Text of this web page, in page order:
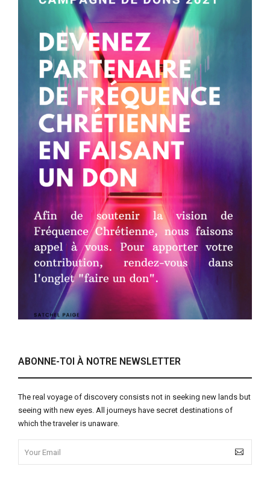
ABONNE-TOI À NOTRE NEWSLETTER
The real voyage of discovery consists not in seeking new lands but
seeing with new eyes. All journeys have secret destinations of
which the traveler is unaware.